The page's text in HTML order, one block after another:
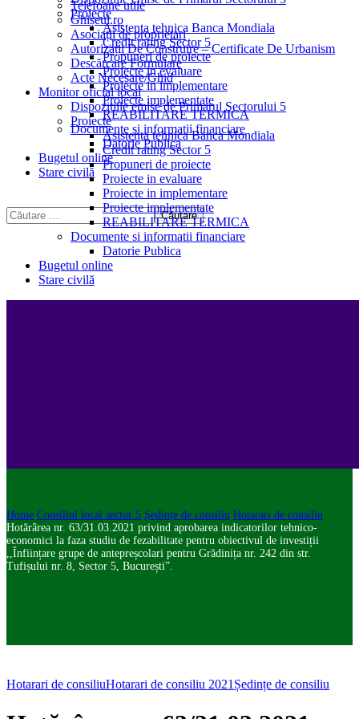
Proiecte
Asistenta tehnica Banca Mondiala
Credit rating Sector 5
Propuneri de proiecte
Proiecte in evaluare
Proiecte in implementare
Proiecte implementate
REABILITARE TERMICA
Documente si informatii financiare
Datorie Publica
Bugetul online
Stare civilă
Telefoane utile
Ghișeul.ro
Asociații de proprietari
Autorizații De Construire – Certificate De Urbanism
Descărcare Formulare
Acte Necesare/Ghid
Monitor oficial local
Dispozitiile emise de Primarul Sectorului 5
Proiecte
Asistenta tehnica Banca Mondiala
Credit rating Sector 5
Propuneri de proiecte
Proiecte in evaluare
Proiecte in implementare
Proiecte implementate
REABILITARE TERMICA
Documente si informatii financiare
Datorie Publica
Bugetul online
Stare civilă
Home Consiliul local sector 5 Ședințe de consiliu Hotarari de consiliu
Hotărârea nr. 63/31.03.2021 privind aprobarea indicatorilor tehnico-
economici la faza studiu de fezabilitate pentru obiectivul de investiții
,,Înființare grupe de antepreșcolari pentru Grădinița nr. 242 din str.
Tufișului nr. 8, Sector 5, București”.
Hotarari de consiliuHotarari de consiliu 2021 Ședințe de consiliu